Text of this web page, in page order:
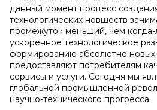
данный момент процесс
технологических новшеств
промежуток меньший, чем когда-
ускоренное технологическое
формированию абсолютно новых
предоставляют потребителям
сервисы и услуги. Сегодня мы
глобальной промышленной
научно-технического прогресса.